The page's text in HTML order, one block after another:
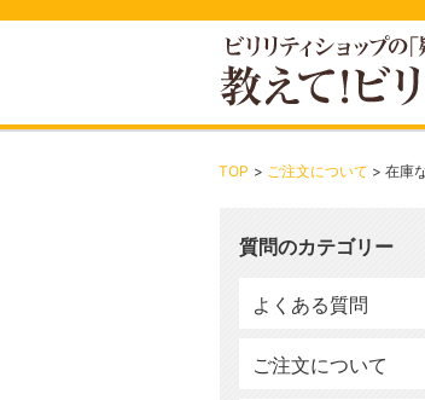
TOP ご注文について 在庫
質問のカテゴリー
よくある質問
ご注文について